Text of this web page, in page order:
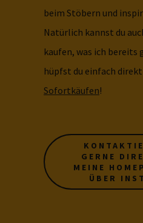
beim Stöbern und
Natürlich kannst du
kaufen, was ich bereits
hüpfst du einfach direkt
Sofortkäufen!
GERNE
MEINE
ÜBER